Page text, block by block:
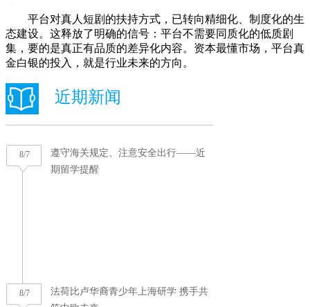
平台对真人短剧的扶持方式，已转向精细化、制度化的生
态建设。这释放了明确的信号：平台不需要同质化的低质剧
集，要的是真正有品质的差异化内容。资本最懂市场，平台真
金白银的投入，就是行业未来的方向。